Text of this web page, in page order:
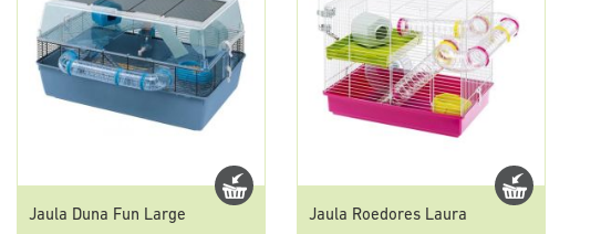
Jaula Duna Fun Large Jaula Roedores Laura